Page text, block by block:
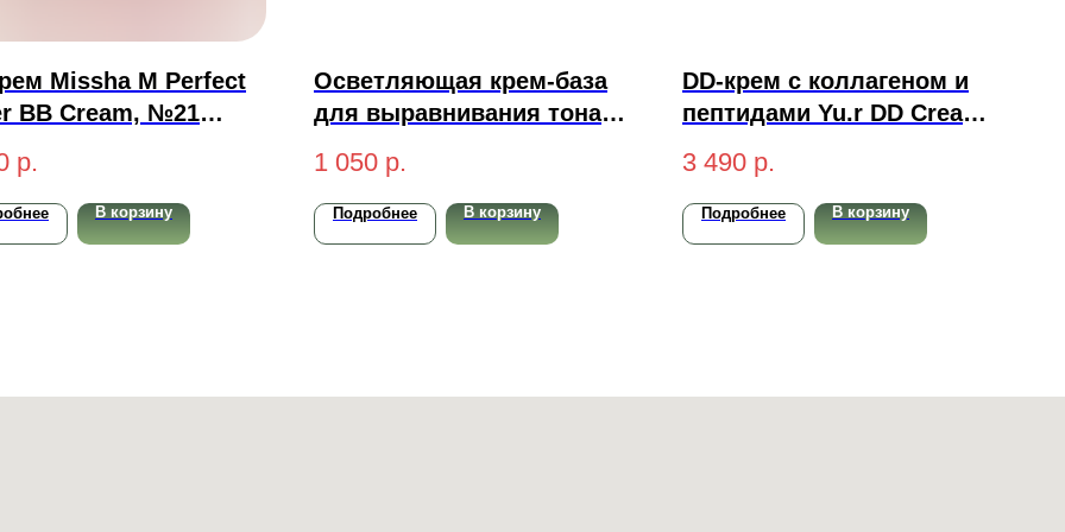
Missha M Perfect
BB Cream, №21
р.
В корзину
Осветляющая крем-база
для выравнивания тона
Cream 50мл
1 050 р.
Подробнее В корзину
DD-крем с коллагеном и
пептидами Yu.r DD Cream
SPF50+ PA++++ (light-
светлый) 50 мл
3 490 р.
Подробнее В корзину